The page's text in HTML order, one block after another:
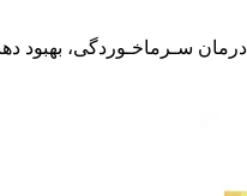
سـرماخـوردگی،